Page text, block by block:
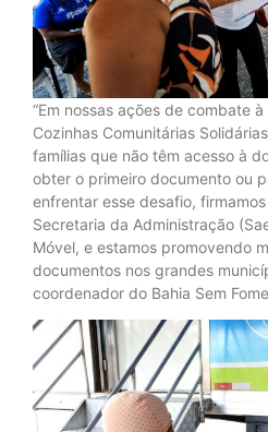
“Em nossas ações de combate
Cozinhas Comunitárias
famílias que não têm acesso à
obter o primeiro documento ou
enfrentar esse desafio,
Secretaria da Administração
Móvel, e estamos promovendo
documentos nos grandes
coordenador do Bahia Sem